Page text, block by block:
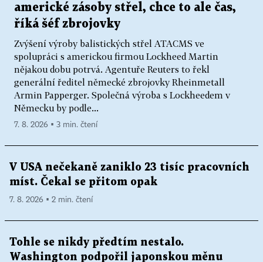
americké zásoby střel, chce to ale čas,
říká šéf zbrojovky
Zvýšení výroby balistických střel ATACMS ve
spolupráci s americkou firmou Lockheed Martin
nějakou dobu potrvá. Agentuře Reuters to řekl
generální ředitel německé zbrojovky Rheinmetall
Armin Papperger. Společná výroba s Lockheedem v
Německu by podle...
7. 8. 2026 ▪ 3 min. čtení
V USA nečekaně zaniklo 23 tisíc pracovních
míst. Čekal se přitom opak
7. 8. 2026 ▪ 2 min. čtení
Tohle se nikdy předtím nestalo.
Washington podpořil japonskou měnu